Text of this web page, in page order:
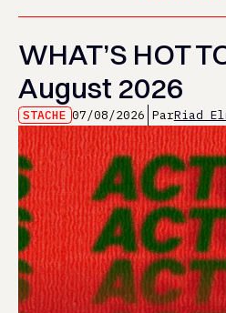
WHAT’S HOT
August 2026
STACHE 07/08/2026 ParRiad